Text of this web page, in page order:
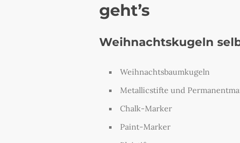
geht’s
Weihnachtskugeln
Weihnachtsbaumkugeln
Metallicstifte und
Chalk-Marker
Paint-Marker